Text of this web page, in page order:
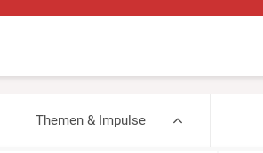
Themen & Impulse